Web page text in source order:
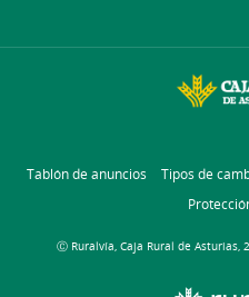
Tablón de anuncios Tipos de
Ⓒ Ruralvía, Caja Rural de Asturias,